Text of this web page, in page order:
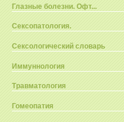
Глазные болезни. Офт...
Сексопатология.
Сексологический словарь
Иммуннология
Травматология
Гомеопатия